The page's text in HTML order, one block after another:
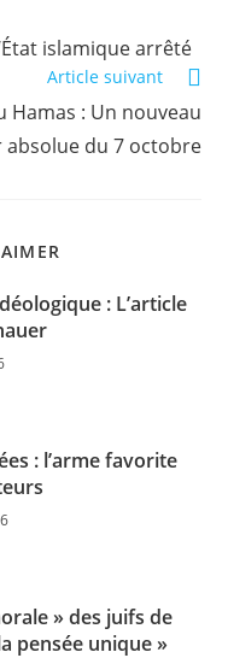
islamique arrêté
Article suivant
Hamas : Un nouveau
du 7 octobre
: L’article
: l’arme favorite
» des juifs de
pensée unique »